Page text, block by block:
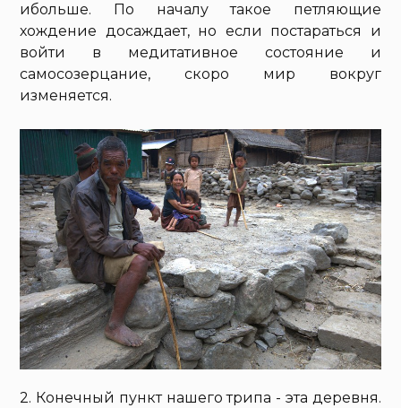
ибольше. По началу такое петляющие
хождение досаждает, но если постараться и
войти в медитативное состояние и
самосозерцание, скоро мир вокруг
изменяется.
2. Конечный пункт нашего трипа - эта деревня.